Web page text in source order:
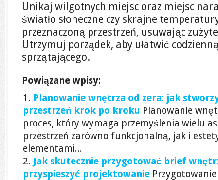
Unikaj wilgotnych miejsc oraz miejsc
światło słoneczne czy skrajne
przeznaczoną przestrzeń, usuwając
Utrzymuj porządek, aby ułatwić
sprzątającego.
Powiązane wpisy:
Planowanie wnętrza od zera: jak
przestrzeń krok po kroku Planowanie
proces, który wymaga przemyślenia wielu
przestrzeń zarówno funkcjonalną, jak i
elementami...
Jak skutecznie przygotować brief
przyspieszyć projektowanie